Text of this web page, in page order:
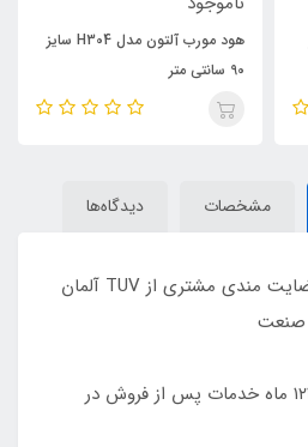
هود مورب آلتون مدل H304 سایز
90 سانتی متر
مشخصات دیدگاه‌ها
اولین دارنده استاندارد رضایت مندی مشتری از TUV آلمان
دارای ٢۴ ماه ضمانت و ١٢١ ماه خدمات پس از فروش در